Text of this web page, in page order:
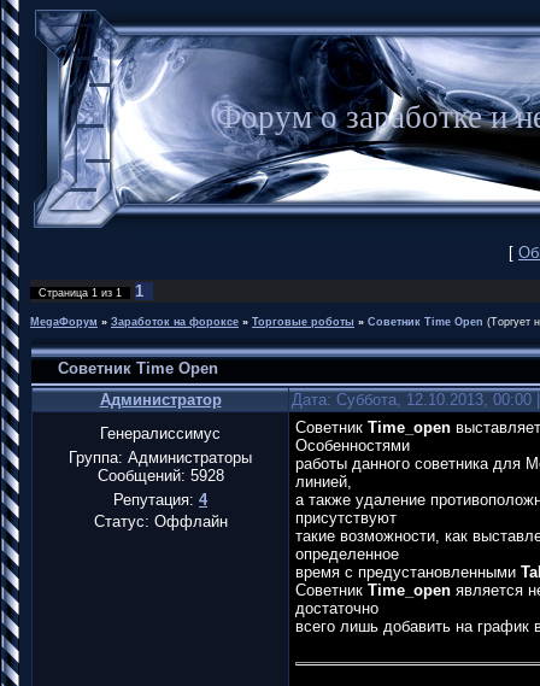
Форум о заработке
[
Страница 1 из 1 1
MegaФорум » Заработок на фороксе » Торговые роботы » Советник Time Open (Tоргует
Советник Time Open
Администратор
Дата: Суббота, 12.10.2013,
Генералиссимус
Группа: Администраторы
Сообщений: 5928
Репутация: 4
Статус: Оффлайн
Советник Time_open
Особенностями
работы данного советника для
линией,
а также удаление
присутствуют
такие возможности, как
определенное
время с предустановленными
Советник Time_open является
достаточно
всего лишь добавить на график